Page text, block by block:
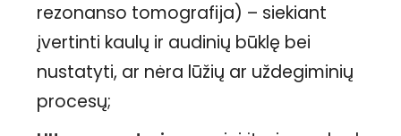
rezonanso tomografija) – siekiant
įvertinti kaulų ir audinių būklę bei
nustatyti, ar nėra lūžių ar uždegiminių
procesų;